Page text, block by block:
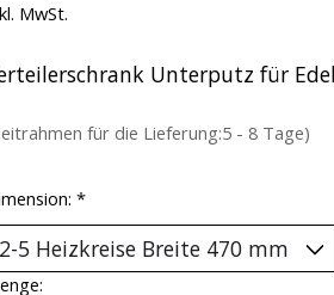
MwSt.
Unterputz für
für die Lieferung:5 - 8 Tage)
*